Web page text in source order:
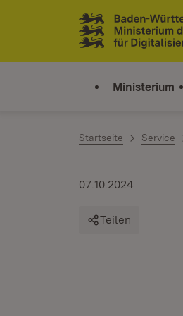
Zum Inhalt springen
Link zur Startseite
Ministerium
Startseite Service
07.10.2024
Teilen